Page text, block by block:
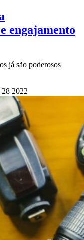
engajamento
já são poderosos
28 2022